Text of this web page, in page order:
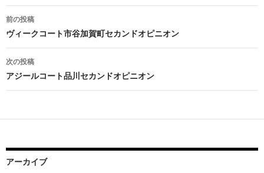
投
稿
ナ
ビ
ゲ
ー
ョ
前の投稿
ヴィークコート市谷加賀町セカンドオピニオン
次の投稿
アジールコート品川セカンドオピニオン
アーカイブ